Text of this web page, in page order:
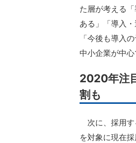
た層が考える
ある」「導入
「今後も導入
中小企業が中
2020年注
割も
次に、採用す
を対象に現在